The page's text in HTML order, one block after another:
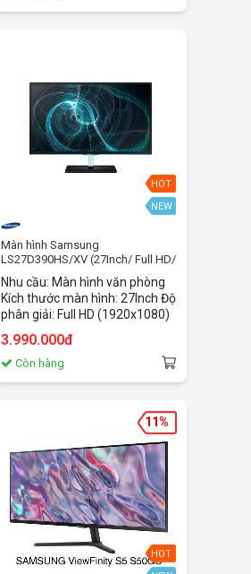
HOT
NEW
Màn hình Samsung
LS27D390HS/XV (27Inch/ Full HD/
100HZ/ 300cd/m2/ PLS)
Nhu cầu: Màn hình văn phòng
Kích thước màn hình: 27Inch Độ
phân giải: Full HD (1920x1080)
quét: 100HZ Độ sáng:
300cd/m2
3.990.000đ
Còn hàng
HOT
11%